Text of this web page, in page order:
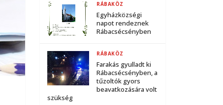
Egyházközségi
napot rendeznek
Rábacsécsényben
RÁBAKÖZ
Farakás gyulladt ki
Rábacsécsényben, a
tűzoltók gyors
beavatkozására volt
szükség
RÁBAKÖZ